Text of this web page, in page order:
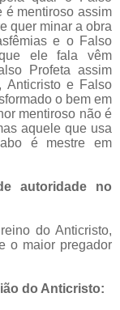
é mentiroso assim
quer minar a obra
e o Falso
ele fala vêm
Profeta assim
Anticristo e Falso
o bem em
mentiroso não é
aquele que usa
é mestre em
autoridade no
do Anticristo,
o maior pregador
do Anticristo: